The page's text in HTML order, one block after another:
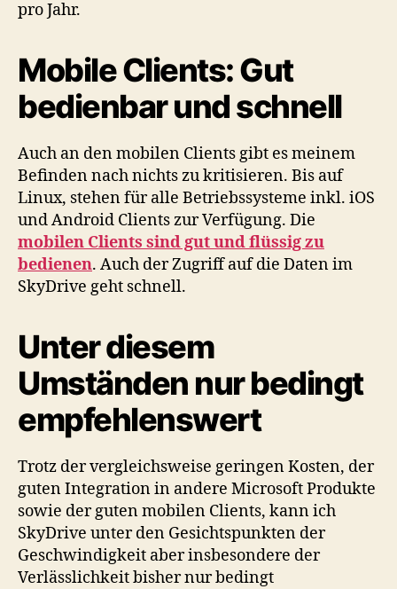
pro Jahr.
Mobile Clients: Gut
bedienbar und schnell
Auch an den mobilen Clients gibt es meinem
Befinden nach nichts zu kritisieren. Bis auf
Linux, stehen für alle Betriebssysteme inkl. iOS
und Android Clients zur Verfügung. Die
mobilen Clients sind gut und flüssig zu
bedienen. Auch der Zugriff auf die Daten im
SkyDrive geht schnell.
Unter diesem
Umständen nur bedingt
empfehlenswert
Trotz der vergleichsweise geringen Kosten, der
guten Integration in andere Microsoft Produkte
sowie der guten mobilen Clients, kann ich
SkyDrive unter den Gesichtspunkten der
Geschwindigkeit aber insbesondere der
Verlässlichkeit bisher nur bedingt